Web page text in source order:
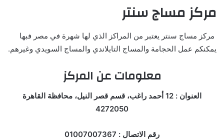
مركز مساج سنتر
مركز مساج سنتر يعتبر من المراكز الذي لها شهرة في مصر فبها
يمكنكم عمل الحجامة والمساج التايلاندي والمساج السويدي وغيرهم.
معلومات عن المركز
العنوان : 12 أحمد راغب، قسم قصر النيل، محافظة القاهرة
4272050
رقم الاتصال : 01007007367